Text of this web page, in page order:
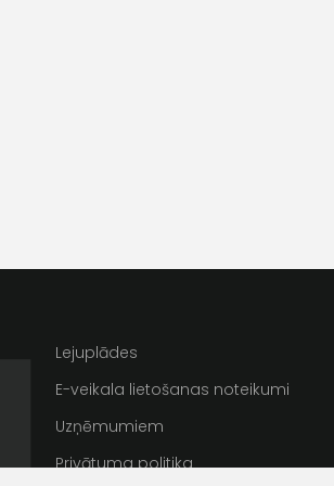
Lejuplādes
E-veikala lietošanas noteikumi
Uzņēmumiem
Privātuma politika